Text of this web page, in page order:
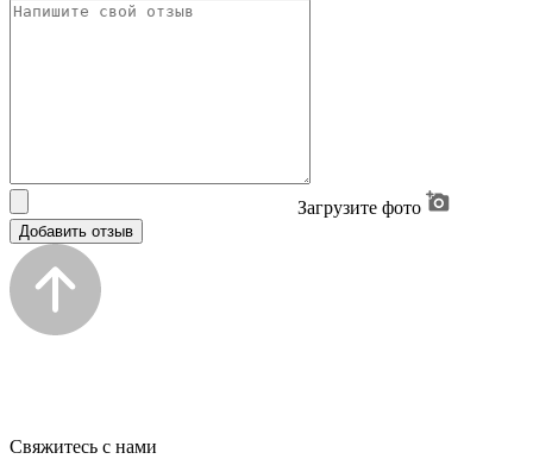
Загрузите фото
Добавить отзыв
Свяжитесь с нами